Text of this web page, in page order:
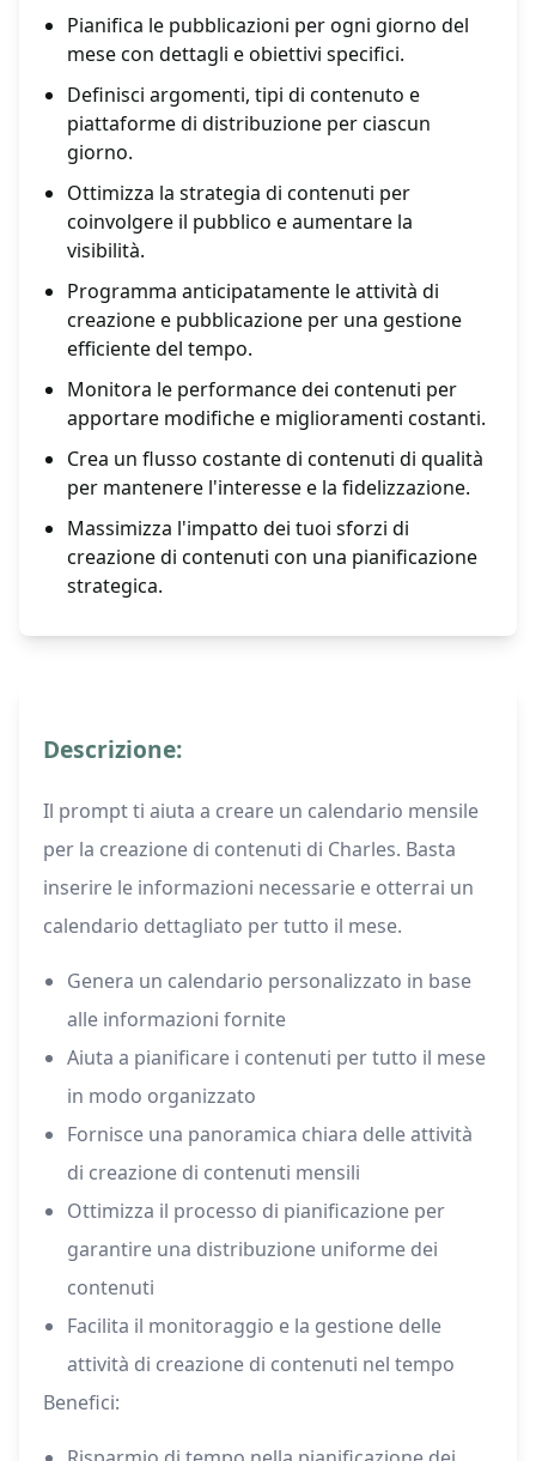
Pianifica le pubblicazioni per ogni giorno del
mese con dettagli e obiettivi specifici.
Definisci argomenti, tipi di contenuto e
piattaforme di distribuzione per ciascun
giorno.
Ottimizza la strategia di contenuti per
coinvolgere il pubblico e aumentare la
visibilità.
Programma anticipatamente le attività di
creazione e pubblicazione per una gestione
efficiente del tempo.
Monitora le performance dei contenuti per
apportare modifiche e miglioramenti costanti.
Crea un flusso costante di contenuti di qualità
per mantenere l'interesse e la fidelizzazione.
Massimizza l'impatto dei tuoi sforzi di
creazione di contenuti con una pianificazione
strategica.
Descrizione:
Il prompt ti aiuta a creare un calendario mensile
per la creazione di contenuti di Charles. Basta
inserire le informazioni necessarie e otterrai un
calendario dettagliato per tutto il mese.
Genera un calendario personalizzato in base
alle informazioni fornite
Aiuta a pianificare i contenuti per tutto il mese
in modo organizzato
Fornisce una panoramica chiara delle attività
di creazione di contenuti mensili
Ottimizza il processo di pianificazione per
garantire una distribuzione uniforme dei
contenuti
Facilita il monitoraggio e la gestione delle
attività di creazione di contenuti nel tempo
Benefici: